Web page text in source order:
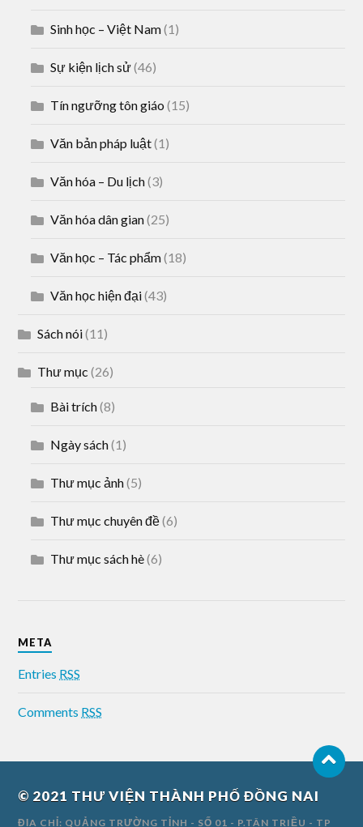
Sinh học – Việt Nam(1)
Sự kiện lịch sử(46)
Tín ngưỡng tôn giáo (15)
Văn bản pháp luật(1)
Văn hóa – Du lịch(3)
Văn hóa dân gian(25)
Văn học – Tác phẩm(18)
Văn học hiện đại(43)
Sách nói(11)
Thư mục (26)
Bài trích(8)
Ngày sách(1)
Thư mục ảnh(5)
Thư mục chuyên đề(6)
Thư mục sách hè(6)
META
Entries RSS
Comments RSS
© 2021 THƯ VIỆN THÀNH PHỐ ĐỒNG NAI
ĐỊA CHỈ: QUẢNG TRƯỜNG TỈNH - SỐ 01 - P.TÂN TRIỀU - TP